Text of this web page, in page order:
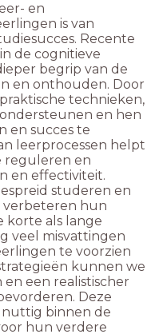
en
is van
Recente
de cognitieve
begrip van de
en onthouden. Door
technieken,
en hen
en succes te
leerprocessen helpt
reguleren en
en effectiviteit.
studeren en
verbeteren hun
korte als lange
veel misvattingen
te voorzien
kunnen we
een realistischer
Deze
binnen de
hun verdere